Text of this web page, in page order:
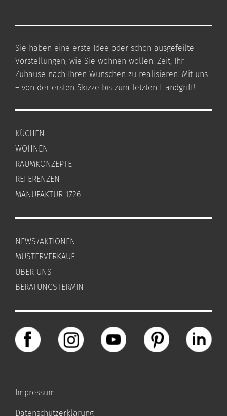
Sie haben eine erste Idee oder schon ausgefeilte
Vorstellungen, wie Sie wohnen wollen. Zeit, Ihr
Zuhause nach Ihren Wünschen zu realisieren. Mit uns
– von der ersten Skizze bis zum letzten Handgriff!
KÜCHEN
WOHNEN
RAUMKONZEPTE
REFERENZEN
MANUFAKTUR 1726
NEWS/AKTIONEN
MUSTERVERKAUF
ÜBER UNS
BERATUNGSTERMIN
Impressum
Datenschutzerklärung